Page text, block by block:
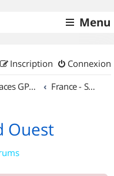
Menu
Connexion
Inscription
Traces GPS de randos VTT France - Sud Ouest
Ouest